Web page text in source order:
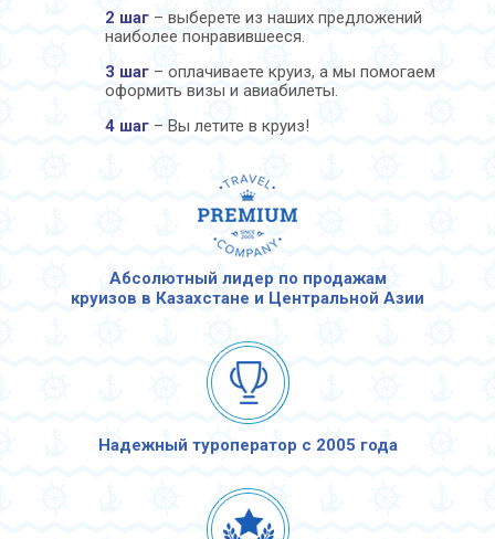
2 шаг – выберете из наших предложений
наиболее понравившееся.
3 шаг – оплачиваете круиз, а мы помогаем
оформить визы и авиабилеты.
4 шаг – Вы летите в круиз!
Абсолютный лидер по продажам
круизов в Казахстане и Центральной Азии
Надежный туроператор с 2005 года